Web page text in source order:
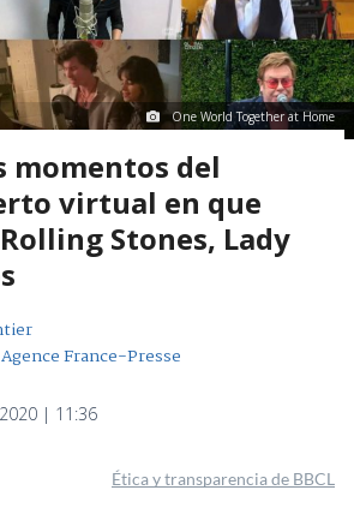
One World Together at Home
momentos del
virtual en que
Stones, Lady
Agence France-Presse
| 11:36
Ética y transparencia de BBCL